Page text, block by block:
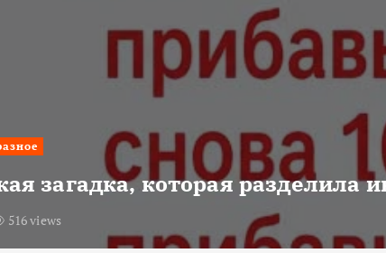
загадка, которая разделила
516 views